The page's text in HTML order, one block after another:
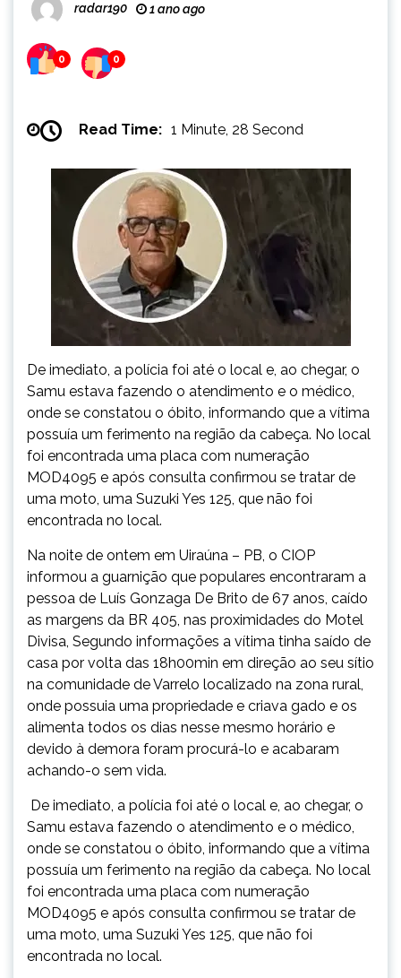
radar190 1 ano ago
0 0
Read Time: 1 Minute, 28 Second
De imediato, a polícia foi até o local e, ao chegar, o
Samu estava fazendo o atendimento e o médico,
onde se constatou o óbito, informando que a vítima
possuía um ferimento na região da cabeça. No local
foi encontrada uma placa com numeração
MOD4095 e após consulta confirmou se tratar de
uma moto, uma Suzuki Yes 125, que não foi
encontrada no local.
Na noite de ontem em Uiraúna – PB, o CIOP
informou a guarnição que populares encontraram a
pessoa de Luís Gonzaga De Brito de 67 anos, caído
as margens da BR 405, nas proximidades do Motel
Divisa, Segundo informações a vítima tinha saído de
casa por volta das 18h00min em direção ao seu sítio
na comunidade de Varrelo localizado na zona rural,
onde possuia uma propriedade e criava gado e os
alimenta todos os dias nesse mesmo horário e
devido à demora foram procurá-lo e acabaram
achando-o sem vida.
De imediato, a polícia foi até o local e, ao chegar, o
Samu estava fazendo o atendimento e o médico,
onde se constatou o óbito, informando que a vítima
possuía um ferimento na região da cabeça. No local
foi encontrada uma placa com numeração
MOD4095 e após consulta confirmou se tratar de
uma moto, uma Suzuki Yes 125, que não foi
encontrada no local.